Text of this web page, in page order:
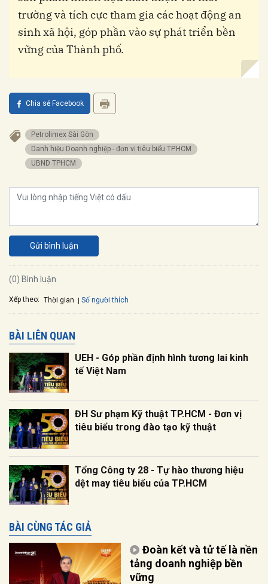
trường và tích cực tham gia các hoạt động an
sinh xã hội, góp phần vào sự phát triển bền
vững của Thành phố.
Chia sẻ Facebook
Petrolimex Sài Gòn
Danh hiệu Doanh nghiệp - đơn vị tiêu biểu TP.HCM
UBND TPHCM
Gửi bình luận
(0) Bình luận
Xếp theo: Thời gian Số người thích
BÀI LIÊN QUAN
UEH - Góp phần định hình tương lai kinh
tế Việt Nam
ĐH Sư phạm Kỹ thuật TP.HCM - Đơn vị
tiêu biểu trong đào tạo kỹ thuật
Tổng Công ty 28 - Tự hào thương hiệu
dệt may tiêu biểu của TP.HCM
BÀI CÙNG TÁC GIẢ
Đoàn kết và tử tế là nền
tảng doanh nghiệp bền
vững